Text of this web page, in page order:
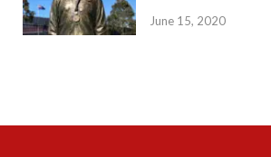
June 15, 2020